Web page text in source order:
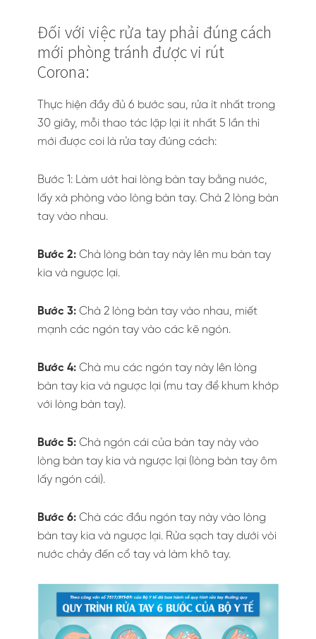
Đối với việc rửa tay phải đúng cách
mới phòng tránh được vi rút
Corona:
Thực hiện đầy đủ 6 bước sau, rửa ít nhất trong
30 giây, mỗi thao tác lặp lại ít nhất 5 lần thì
mới được coi là rửa tay đúng cách:
Bước 1: Làm ướt hai lòng bàn tay bằng nước,
lấy xà phòng vào lòng bàn tay. Chà 2 lòng bàn
tay vào nhau.
Bước 2: Chà lòng bàn tay này lên mu bàn tay
kia và ngược lại.
Bước 3: Chà 2 lòng bàn tay vào nhau, miết
mạnh các ngón tay vào các kẽ ngón.
Bước 4: Chà mu các ngón tay này lên lòng
bàn tay kia và ngược lại (mu tay để khum khớp
với lòng bàn tay).
Bước 5: Chà ngón cái của bàn tay này vào
lòng bàn tay kia và ngược lại (lòng bàn tay ôm
lấy ngón cái).
Bước 6: Chà các đầu ngón tay này vào lòng
bàn tay kia và ngược lại. Rửa sạch tay dưới vòi
nước chảy đến cổ tay và làm khô tay.